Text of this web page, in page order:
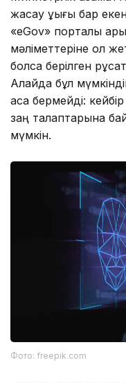
жасау құқығы бар
«eGov» порталы
мәліметтеріне қол
болса берілген
Алайда бұл
аса бермейді:
заң талаптарына
мүмкін.
Фото: freepik.com